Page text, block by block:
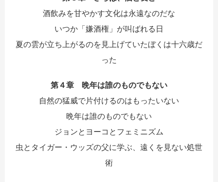
酒飲みを甘やかす文化は永遠なのだな
いつか「嫌酒権」が叫ばれる日
夏の雲が立ち上がるのを見上げていたぼくは十六歳だ
った
第４章 晩年は誰のものでもない
自然の猛威で片付けるのはもったいない
晩年は誰のものでもない
ジョンとヨーコとフェミニズム
虫とタイガー・ウッズの父に学ぶ、遠くを見ない処世
術